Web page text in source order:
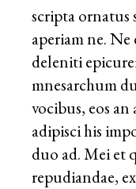
scripta ornatus
aperiam ne. Ne
deleniti
mnesarchum
vocibus, eos
adipisci his
duo ad. Mei et
repudiandae,